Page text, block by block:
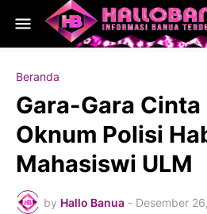
Beranda
Gara-Gara
Oknum Polisi
Mahasiswi ULM
by Hallo Banua - Desember